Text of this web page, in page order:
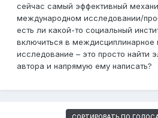
сейчас самый эффективный
международном исследовании/
есть ли какой-то социальный
включиться в
исследование – это просто найти
автора и напрямую ему написать?